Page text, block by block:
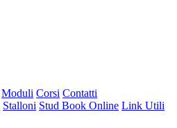
Moduli Corsi Contatti
Stalloni Stud Book Online Link Utili